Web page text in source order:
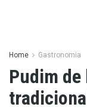
Home Gastronomia
Pudim